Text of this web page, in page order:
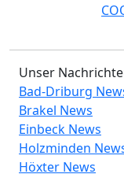
Unser
Bad-Driburg
Brakel News
Einbeck News
Holzminden
Höxter News